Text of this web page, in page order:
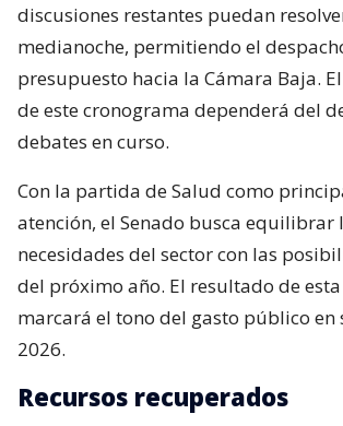
discusiones restantes puedan
medianoche, permitiendo el
presupuesto hacia la Cámara Baja.
de este cronograma dependerá del
debates en curso.
Con la partida de Salud como
atención, el Senado busca equilibrar
necesidades del sector con las
del próximo año. El resultado de
marcará el tono del gasto público en
2026.
Recursos recuperados